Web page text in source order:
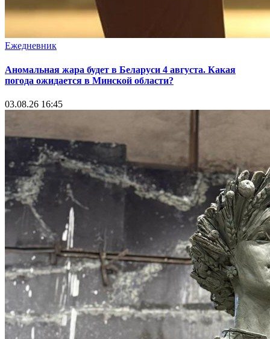
Ежедневник
Аномальная жара будет в Беларуси 4 августа. Какая
погода ожидается в Минской области?
03.08.26 16:45